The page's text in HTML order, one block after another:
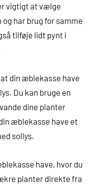
vigtigt at vælge
har brug for samme
tilføje lidt pynt i
din æblekasse have
Du kan bruge en
dine planter
æblekasse have et
sollys.
have, hvor du
planter direkte fra